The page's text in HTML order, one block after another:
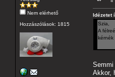
Nem elérhető
Hozzászólások: 1815
Idézetet
Szia,
A
kérnék
Akkor,